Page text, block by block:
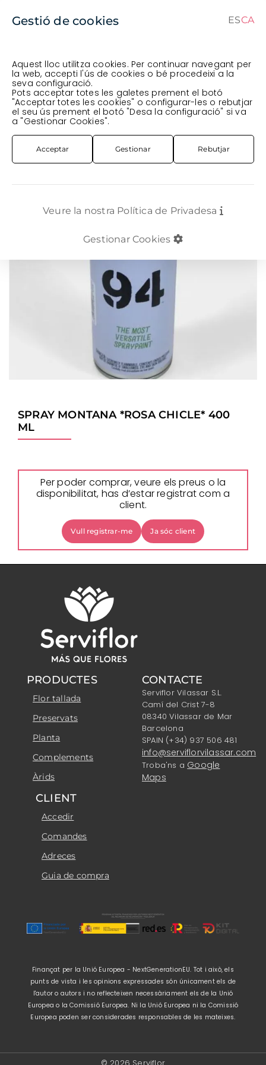
ESCA
Comanda en curs (prevista per al) · Transportista
Veure comanda
COMPLEMENTS
ESPRAI COLORS
SPRAY MONTANA *ROSA CHICLE* 400 ML
SPRAY MONTANA *ROSA CHICLE* 400
ML
Per poder comprar, veure els preus o la
disponibilitat, has d’estar registrat com a
client.
Vull registrar-me Ja sóc client
Gestió de cookies ESCA
Aquest lloc utilitza cookies. Per continuar navegant per
la web, accepti l'ús de cookies o bé procedeixi a la
seva configuració.
Pots acceptar totes les galetes prement el botó
"Acceptar totes les cookies" o configurar-les o rebutjar
el seu ús prement el botó "Desa la configuració" si va
a "Gestionar Cookies".
Acceptar Gestionar Rebutjar
Veure la nostra Política de Privadesa
Gestionar Cookies
PRODUCTES
Flor tallada
Preservats
Planta
Complements
Àrids
CONTACTE
Serviflor Vilassar S.L.
Camí del Crist 7-8
08340 Vilassar de Mar
Barcelona
SPAIN (+34) 937 506 481
info@serviflorvilassar.com
Troba'ns a Google
Maps
CLIENT
Accedir
Comandes
Adreces
Guia de compra
Finançat per la Unió Europea - NextGenerationEU. Tot i això, els
punts de vista i les opinions expressades són únicament els de
l'autor o autors i no reflecteixen necessàriament els de la Unió
Europea o la Comissió Europea. Ni la Unió Europea ni la Comissió
Europea poden ser considerades responsables de les mateixes.
© 2026 Serviflor